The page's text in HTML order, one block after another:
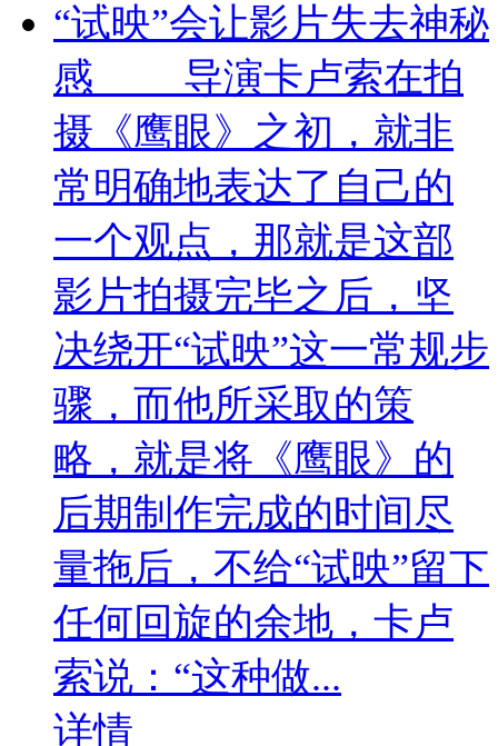
“试映”会让影片失去神秘
感 导演卡卢索在拍
摄《鹰眼》之初，就非
常明确地表达了自己的
一个观点，那就是这部
影片拍摄完毕之后，坚
决绕开“试映”这一常规步
骤，而他所采取的策
略，就是将《鹰眼》的
后期制作完成的时间尽
量拖后，不给“试映”留下
任何回旋的余地，卡卢
索说：“这种做...
详情